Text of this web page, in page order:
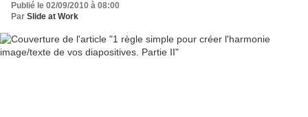
Publié le 02/09/2010 à 08:00
Par Slide at Work